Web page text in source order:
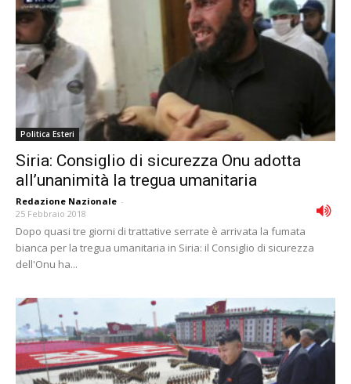
Politica Esteri
Siria: Consiglio di sicurezza Onu adotta
allʼunanimità la tregua umanitaria
Redazione Nazionale -
25 Febbraio 2018
Dopo quasi tre giorni di trattative serrate è arrivata la fumata
bianca per la tregua umanitaria in Siria: il Consiglio di sicurezza
dell'Onu ha...